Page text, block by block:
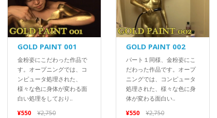
GOLD PAINT 001
金粉姿にこだわった作品で
す。オープニングでは、コ
ンピュータ処理された、
様々な色に身体が変わる面
白い処理をしており..
¥550
¥2,750
GOLD PAINT 002
パート１同様、金粉姿にこ
だわった作品です。オープ
ニングでは、コンピュータ
処理された、様々な色に身
体が変わる面白い..
¥550
¥2,750